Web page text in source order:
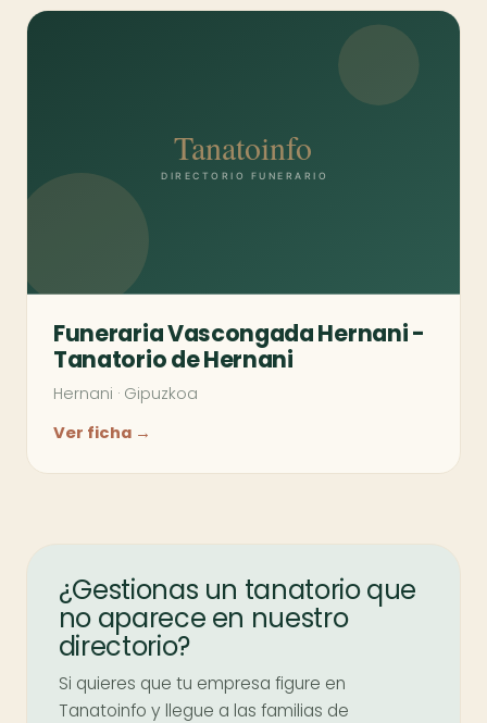
Funeraria Vascongada Hernani -
Tanatorio de Hernani
Hernani · Gipuzkoa
Ver ficha →
¿Gestionas un tanatorio que
no aparece en nuestro
directorio?
Si quieres que tu empresa figure en
Tanatoinfo y llegue a las familias de